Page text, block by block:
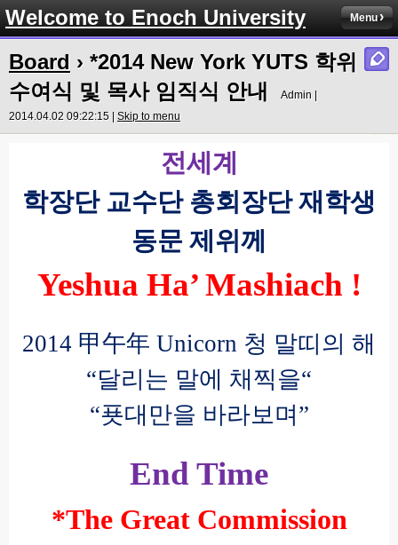
Welcome to Enoch University Menu
Board › *2014 New York YUTS 학위
수여식 및 목사 임직식 안내
Admin |
2014.04.02 09:22:15 | Skip to menu
전세계
학장단 교수단 총회장단 재학생
동문 제위께
Yeshua Ha’ Mashiach !
2014 甲午年 Unicorn 청 말띠의 해
“달리는 말에 채찍을“
“푯대만을 바라보며 ”
End Time
*The Great Commission